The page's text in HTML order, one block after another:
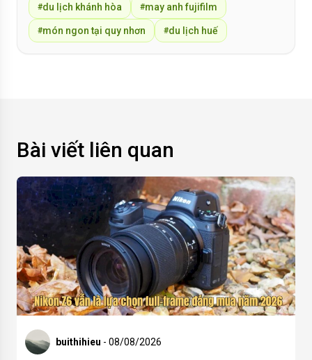
#du lịch khánh hòa #may anh fujifilm
#món ngon tại quy nhơn #du lịch huế
Bài viết liên quan
buithihieu - 08/08/2026